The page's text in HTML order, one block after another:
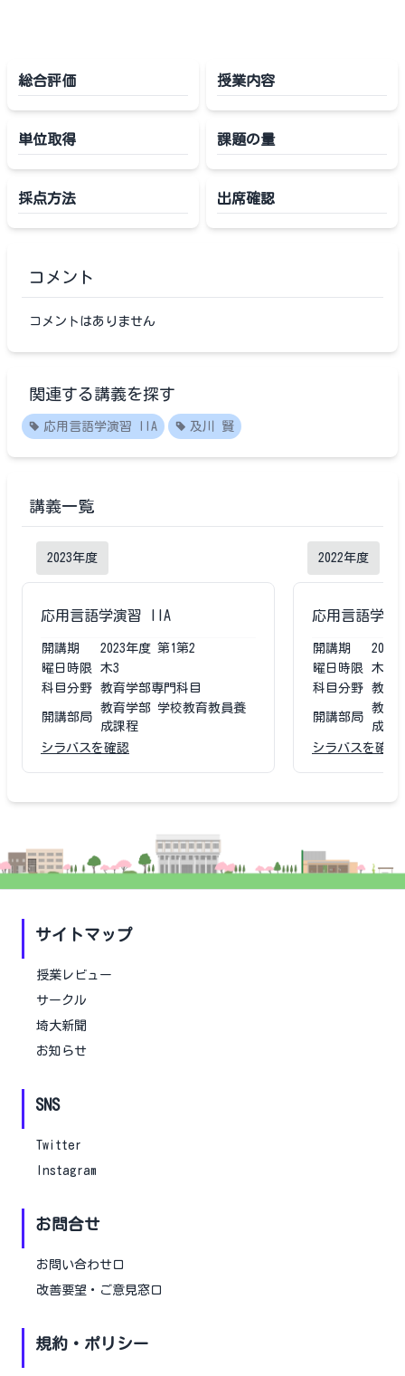
総合評価 授業内容
単位取得 課題の量
採点方法 出席確認
コメント
コメントはありません
関連する講義を探す
応用言語学演習 IIA 及川 賢
講義一覧
2023年度
応用言語学演習 IIA
開講期 2023年度 第1第2
曜日時限
木3
科目分野
教育学部専門科目
開講部局
教育学部 学校教育教員養
成課程
シラバスを確認
2022年度
応用言語学
開講期 2022
曜日時限
木3
科目分野
教育
開講部局
教育
成課
シラバスを確認
サイトマップ
授業レビュー
サークル
埼大新聞
お知らせ
SNS
Twitter
Instagram
お問合せ
お問い合わせ口
改善要望・ご意見窓口
規約・ポリシー